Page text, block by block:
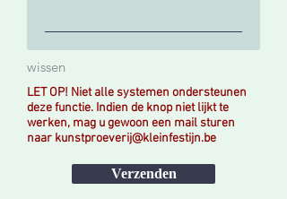
wissen
LET OP! Niet alle systemen ondersteunen
deze functie. Indien de knop niet lijkt te
werken, mag u gewoon een mail sturen
naar kunstproeverij@kleinfestijn.be
Verzenden